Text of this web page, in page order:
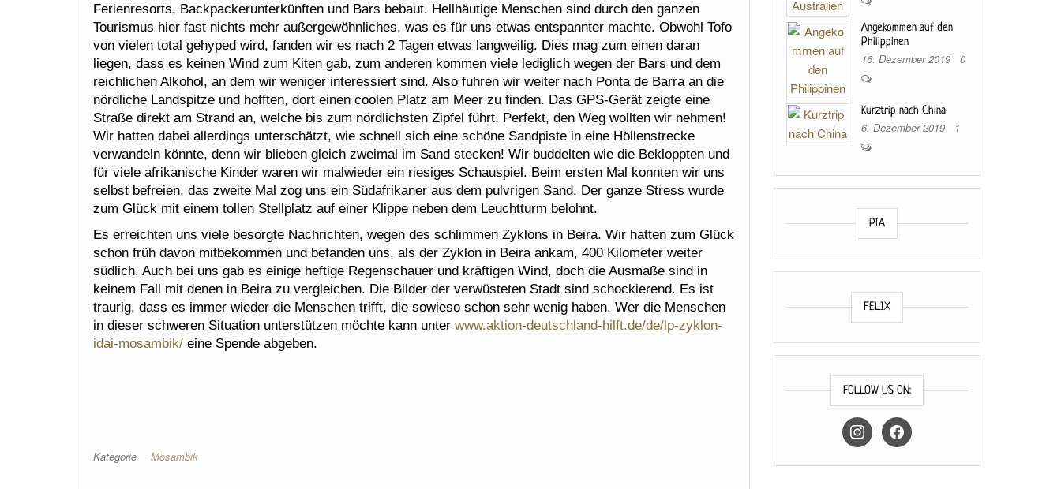
Ferienresorts, Backpackerunterkünften und Bars bebaut. Hellhäutige Menschen sind durch den ganzen
Tourismus hier fast nichts mehr außergewöhnliches, was es für uns etwas entspannter machte. Obwohl Tofo
von vielen total gehyped wird, fanden wir es nach 2 Tagen etwas langweilig. Dies mag zum einen daran
liegen, dass es keinen Wind zum Kiten gab, zum anderen kommen viele lediglich wegen der Bars und dem
reichlichen Alkohol, an dem wir weniger interessiert sind. Also fuhren wir weiter nach Ponta de Barra an die
nördliche Landspitze und hofften, dort einen coolen Platz am Meer zu finden. Das GPS-Gerät zeigte eine
Straße direkt am Strand an, welche bis zum nördlichsten Zipfel führt. Perfekt, den Weg wollten wir nehmen!
Wir hatten dabei allerdings unterschätzt, wie schnell sich eine schöne Sandpiste in eine Höllenstrecke
verwandeln könnte, denn wir blieben gleich zweimal im Sand stecken! Wir buddelten wie die Bekloppten und
für viele afrikanische Kinder waren wir malwieder ein riesiges Schauspiel. Beim ersten Mal konnten wir uns
selbst befreien, das zweite Mal zog uns ein Südafrikaner aus dem pulvrigen Sand. Der ganze Stress wurde
zum Glück mit einem tollen Stellplatz auf einer Klippe neben dem Leuchtturm belohnt.
Es erreichten uns viele besorgte Nachrichten, wegen des schlimmen Zyklons in Beira. Wir hatten zum Glück
schon früh davon mitbekommen und befanden uns, als der Zyklon in Beira ankam, 400 Kilometer weiter
südlich. Auch bei uns gab es einige heftige Regenschauer und kräftigen Wind, doch die Ausmaße sind in
keinem Fall mit denen in Beira zu vergleichen. Die Bilder der verwüsteten Stadt sind schockierend. Es ist
traurig, dass es immer wieder die Menschen trifft, die sowieso schon sehr wenig haben. Wer die Menschen
in dieser schweren Situation unterstützen möchte kann unter www.aktion-deutschland-hilft.de/de/lp-zyklon-
idai-mosambik/ eine Spende abgeben.
Kategorie Mosambik
Angekommen auf den
Philippinen
16. Dezember 2019 0
Kurztrip nach China
6. Dezember 2019 1
PIA
FELIX
FOLLOW US ON:
instagramfacebook